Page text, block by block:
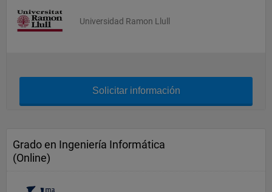
Universidad Ramon Llull
Solicitar información
Grado en Ingeniería Informática
(Online)